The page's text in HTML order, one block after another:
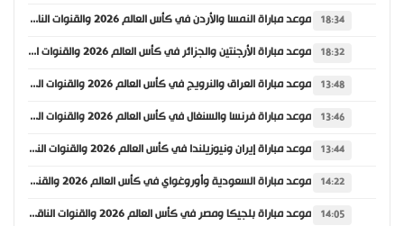
18:34 موعد مباراة النمسا والأردن في كأس العالم 2026 والقنوات الناقلة
18:32 موعد مباراة الأرجنتين والجزائر في كأس العالم 2026 والقنوات الناقلة
13:48 موعد مباراة العراق والنرويج في كأس العالم 2026 والقنوات الناقلة
13:46 موعد مباراة فرنسا والسنغال في كأس العالم 2026 والقنوات الناقلة
13:44 موعد مباراة إيران ونيوزيلندا في كأس العالم 2026 والقنوات الناقلة
14:22 موعد مباراة السعودية وأوروغواي في كأس العالم 2026 والقنوات الناقلة
14:05 موعد مباراة بلجيكا ومصر في كأس العالم 2026 والقنوات الناقلة